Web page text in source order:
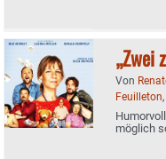
„Zwei
Von
Feuilleton,
möglich